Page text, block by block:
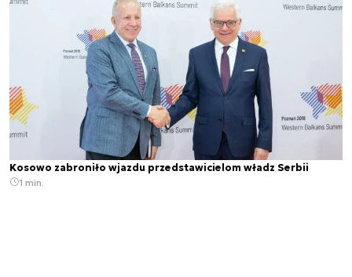
Kosowo zabroniło wjazdu przedstawicielom władz Serbii
1 min.